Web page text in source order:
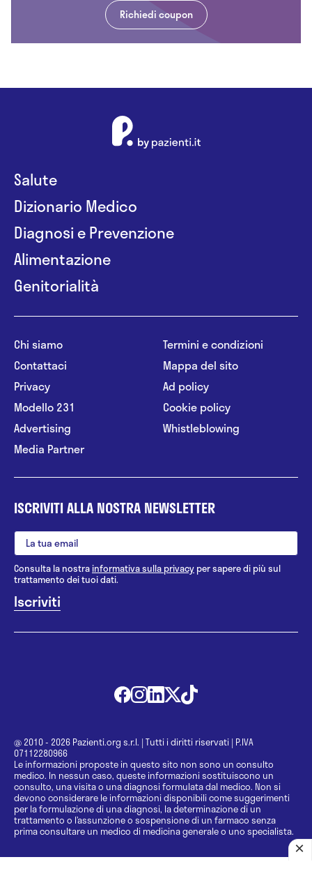
Richiedi coupon
Salute
Dizionario Medico
Diagnosi e Prevenzione
Alimentazione
Genitorialità
Chi siamo
Contattaci
Privacy
Modello 231
Advertising
Media Partner
Termini e condizioni
Mappa del sito
Ad policy
Cookie policy
Whistleblowing
ISCRIVITI ALLA NOSTRA NEWSLETTER
Consulta la nostrainformativa sulla privacy per sapere di più sul
trattamento dei tuoi dati.
@ 2010 - 2026 Pazienti.org s.r.l. | Tutti i diritti riservati | P.IVA
07112280966
Le informazioni proposte in questo sito non sono un consulto
medico. In nessun caso, queste informazioni sostituiscono un
consulto, una visita o una diagnosi formulata dal medico. Non si
devono considerare le informazioni disponibili come suggerimenti
per la formulazione di una diagnosi, la determinazione di un
trattamento o l’assunzione o sospensione di un farmaco senza
prima consultare un medico di medicina generale o uno specialista.